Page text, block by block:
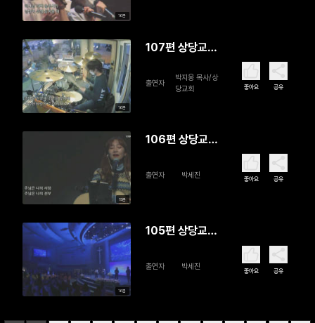
16분
16분
107편 상당교
출연자
박지웅 목사/상
당교회
좋아요 공유
15분
106편 상당교
출연자 박세진 좋아요 공유
16분
105편 상당교
출연자 박세진 좋아요 공유